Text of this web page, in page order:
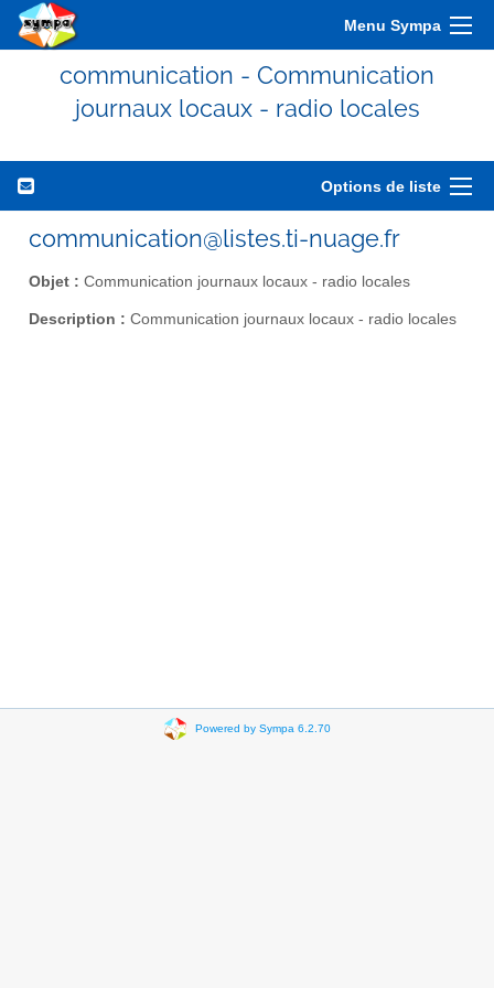
Menu Sympa
communication - Communication
journaux locaux - radio locales
Options de liste
communication@listes.ti-nuage.fr
Objet : Communication journaux locaux - radio locales
Description : Communication journaux locaux - radio locales
Powered by Sympa 6.2.70